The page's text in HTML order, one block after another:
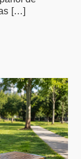
[…]